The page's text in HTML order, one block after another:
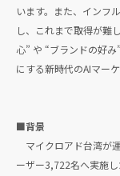
います。また、インフ
し、これまで取得が難
心” や “ブランドの好
にする新時代のAIマー
■背景
マイクロアド台湾が
ーザー3,722名へ実施